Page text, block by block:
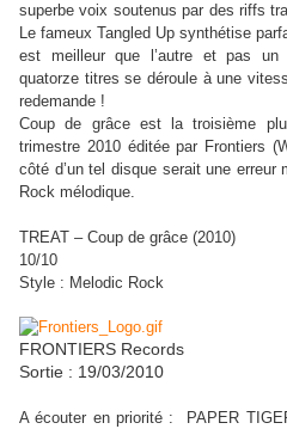
superbe voix soutenus par des riffs
Le fameux Tangled Up synthétise
est meilleur que l’autre et pas un
quatorze titres se déroule à une
redemande !
Coup de grâce est la troisième
trimestre 2010 éditée par Frontiers
côté d’un tel disque serait une erreur
Rock mélodique.
TREAT – Coup de grâce (2010)
10/10
Style : Melodic Rock
FRONTIERS Records
Sortie : 19/03/2010
A écouter en priorité : PAPER